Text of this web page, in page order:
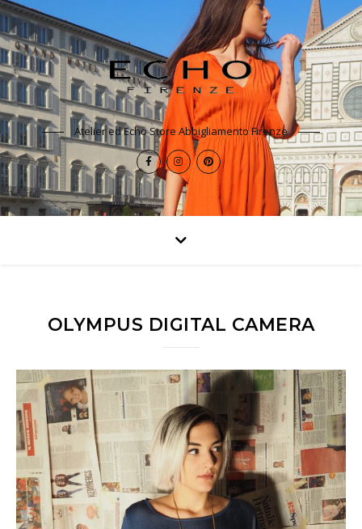
Atelier ed Echo Store Abbigliamento Firenze
OLYMPUS DIGITAL CAMERA